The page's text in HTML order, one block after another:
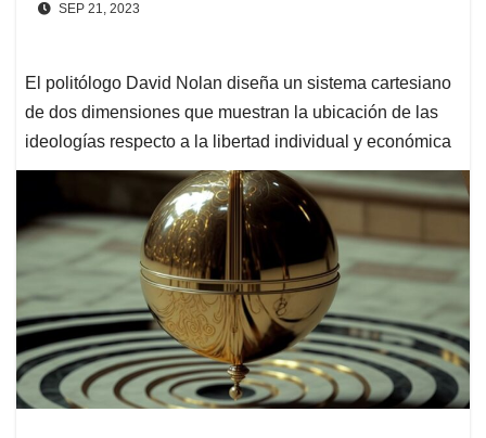
SEP 21, 2023
El politólogo David Nolan diseña un sistema cartesiano
de dos dimensiones que muestran la ubicación de las
ideologías respecto a la libertad individual y económica